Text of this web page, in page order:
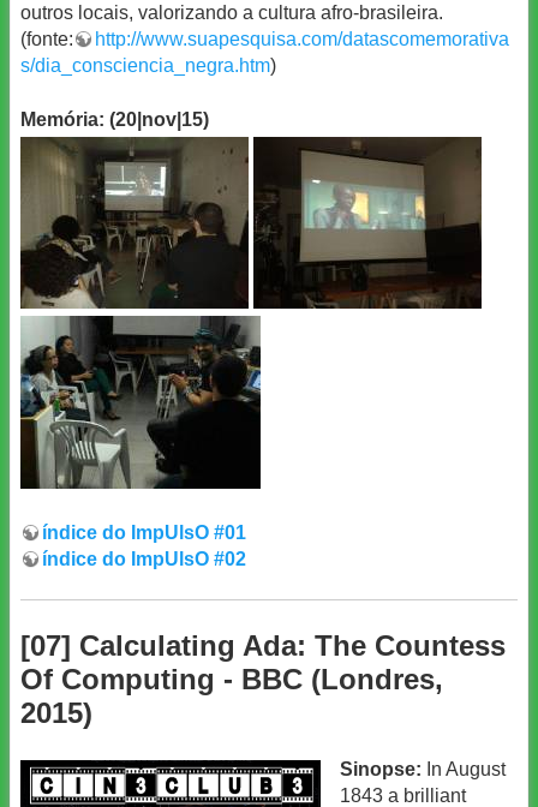
outros locais, valorizando a cultura afro-brasileira.
(fonte:
http://www.suapesquisa.com/datascomemorativa
s/dia_consciencia_negra.htm)
Memória: (20|nov|15)
índice do ImpUlsO #01
índice do ImpUlsO #02
[07] Calculating Ada: The Countess
Of Computing - BBC (Londres,
2015)
Sinopse: In August
1843 a brilliant